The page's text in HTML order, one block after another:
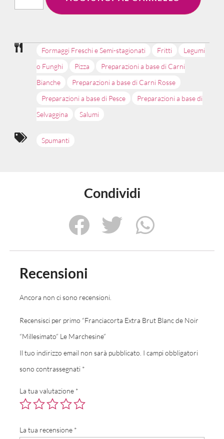
Formaggi Freschi e Semi-stagionati Fritti
Legumi
o Funghi
Pizza
Preparazioni a base di Carni
Bianche
Preparazioni a base di Carni Rosse
Preparazioni a base di Pesce
Preparazioni a base di
Selvaggina
Salumi
Spumanti
Condividi
Recensioni
Ancora non ci sono recensioni.
Recensisci per primo “Franciacorta Extra Brut Blanc de Noir
“Millesimato” Le Marchesine”
Il tuo indirizzo email non sarà pubblicato. I campi obbligatori
sono contrassegnati *
La tua valutazione *
La tua recensione *